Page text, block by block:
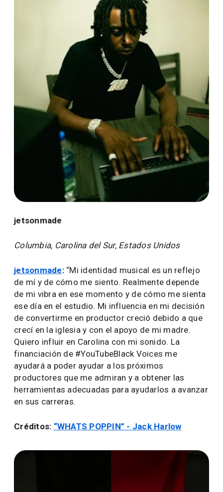
jetsonmade
Columbia, Carolina del Sur, Estados Unidos
jetsonmade:“Mi identidad musical es un reflejo
de mí y de cómo me siento. Realmente depende
de mi vibra en ese momento y de cómo me sienta
ese día en el estudio. Mi influencia en mi decisión
de convertirme en productor creció debido a que
crecí en la iglesia y con el apoyo de mi madre.
Quiero influir en Carolina con mi sonido. La
financiación de #YouTubeBlack Voices me
ayudará a poder ayudar a los próximos
productores que me admiran y a obtener las
herramientas adecuadas para ayudarlos a avanzar
en sus carreras.
Créditos: “WHATS POPPIN” - Jack Harlow